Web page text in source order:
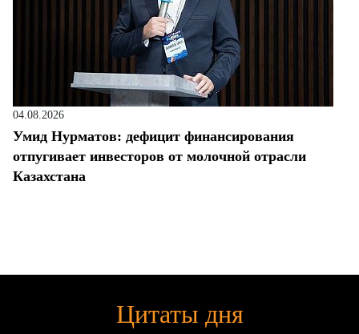
04.08.2026
Умид Нурматов: дефицит финансирования
отпугивает инвесторов от молочной отрасли
Казахстана
Цитаты дня